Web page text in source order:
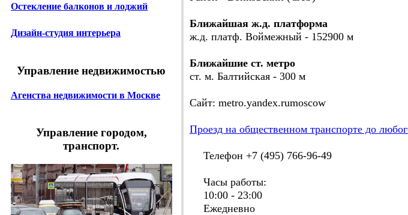
Остекление балконов и лоджий
Дизайн-студия интерьера
Управление недвижимостью
Агенства недвижимости в Москве
Управление городом,
транспорт.
Ближайшая ж.д. платформа
ж.д. платф. Воймежный - 152900 м
Ближайшие ст. метро
ст. м. Балтийская - 300 м
Сайт: metro.yandex.rumoscow
Проезд на общественном транспорте до
Телефон +7 (495) 766-96-49
Часы работы:
10:00 - 23:00
Ежедневно